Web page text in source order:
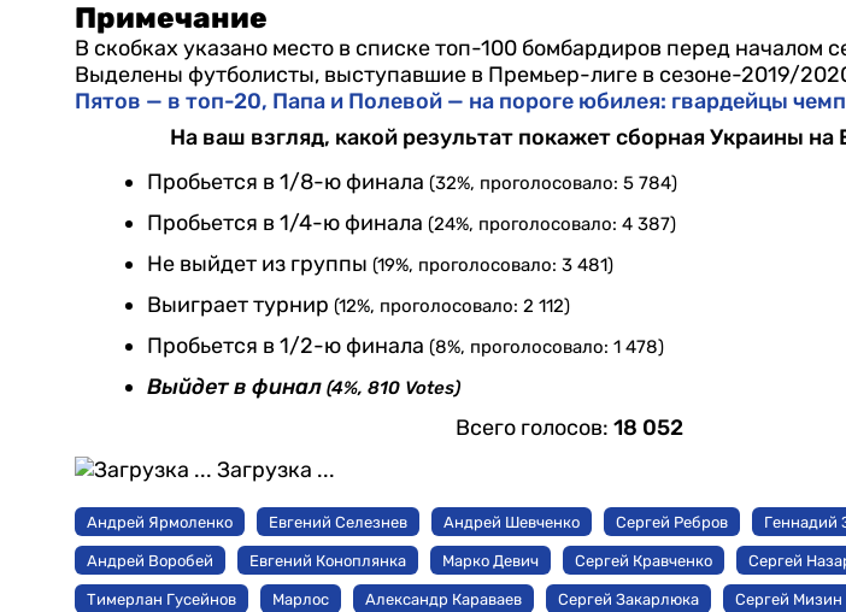
Примечание
В скобках указано место в списке топ-100 бомбардиров перед началом
Выделены футболисты, выступавшие в Премьер-лиге в сезоне-2019/
Пятов — в топ-20, Папа и Полевой — на пороге юбилея: гвардейцы
На ваш взгляд, какой результат покажет сборная Украины
Пробьется в 1/8-ю финала (32%, проголосовало: 5 784)
Пробьется в 1/4-ю финала (24%, проголосовало: 4 387)
Не выйдет из группы (19%, проголосовало: 3 481)
Выиграет турнир (12%, проголосовало: 2 112)
Пробьется в 1/2-ю финала (8%, проголосовало: 1 478)
Выйдет в финал (4%, 810 Votes)
Всего голосов:18 052
Загрузка ...
Андрей Ярмоленко Евгений Селезнев Андрей Шевченко Сергей Ребров Геннадий
Андрей Воробей Евгений Коноплянка Марко Девич Сергей Кравченко Сергей
Тимерлан Гусейнов Марлос Александр Караваев Сергей Закарлюка Сергей Мизин